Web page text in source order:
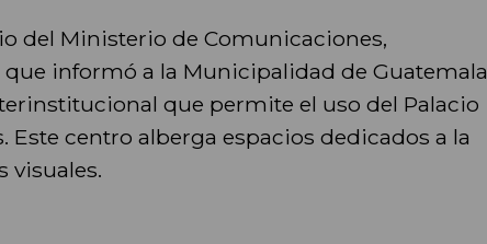
del Ministerio de Comunicaciones,
que informó a la Municipalidad de Guatemala
que permite el uso del Palacio
Este centro alberga espacios dedicados a la
visuales.